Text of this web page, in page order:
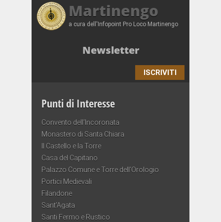
Martinengo
a cura dell'Infopoint Pro Loco Martinengo
Newsletter
ISCRIVITI
Punti di Interesse
Convento dell’Incoronata
Monastero di Santa Chiara
Il Castello e la Torre
Casa del Capitano
Palazzo Comune e Torre dell’Orologio
Portici Medievali
Filandone
Sant’Agata
Santi Fermo e Rustico